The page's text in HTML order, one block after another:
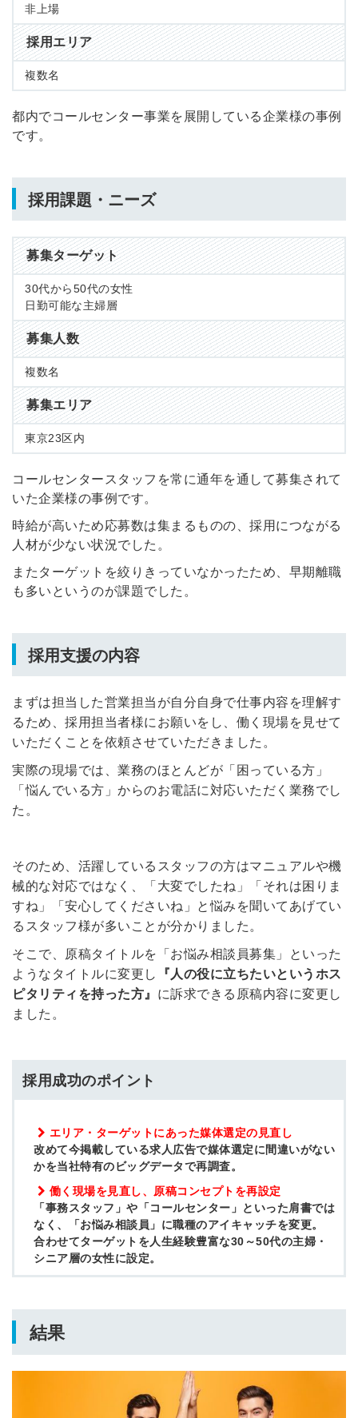
非上場
採用エリア
複数名
都内でコールセンター事業を展開している企業様の事例
です。
採用課題・ニーズ
募集ターゲット
30代から50代の女性
日勤可能な主婦層
募集人数
複数名
募集エリア
東京23区内
コールセンタースタッフを常に通年を通して募集されて
いた企業様の事例です。
時給が高いため応募数は集まるものの、採用につながる
人材が少ない状況でした。
またターゲットを絞りきっていなかったため、 早期離職
も多いというのが課題でした。
採用支援の内容
まずは担当した営業担当が自分自身で仕事内容を理解す
るため、採用担当者様にお願いをし、働く現場を見せて
いただくことを依頼させていただきました。
実際の現場では、業務のほとんどが「困っている方」
「悩んでいる方」からのお電話に対応いただく業務でし
た。
そのため、活躍しているスタッフの方はマニュアルや機
械的な対応ではなく、「大変でしたね」「それは困りま
すね」「安心してくださいね」と悩みを聞いてあげてい
るスタッフ様が多いことが分かりました。
そこで、原稿タイトルを「お悩み相談員募集」といった
ようなタイトルに変更し
『人の役に立ちたいというホス
ピタリティを持った方』 に訴求できる原稿内容に変更し
ました。
採用成功のポイント
エリア・ターゲットにあった媒体選定の見直し
改めて今掲載している求人広告で媒体選定に間違いがない
かを当社特有のビッグデータで再調査。
働く現場を見直し、原稿コンセプトを再設定
「事務スタッフ」や「コールセンター」といった肩書では
なく、「お悩み相談員」に職種のアイキャッチを変更。
合わせてターゲットを人生経験豊富な30～50代の主婦・
シニア層の女性に設定。
結果